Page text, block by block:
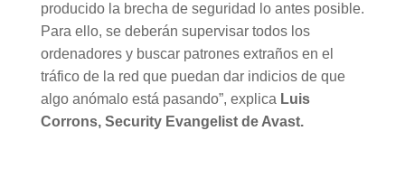
producido la brecha de seguridad lo antes posible.
Para ello, se deberán supervisar todos los
ordenadores y buscar patrones extraños en el
tráfico de la red que puedan dar indicios de que
algo anómalo está pasando”, explica Luis
Corrons, Security Evangelist de Avast.